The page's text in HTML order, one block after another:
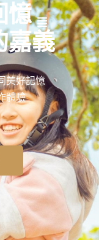
憶
嘉義
美好記憶
體驗